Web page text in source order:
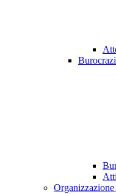
Organizzazione